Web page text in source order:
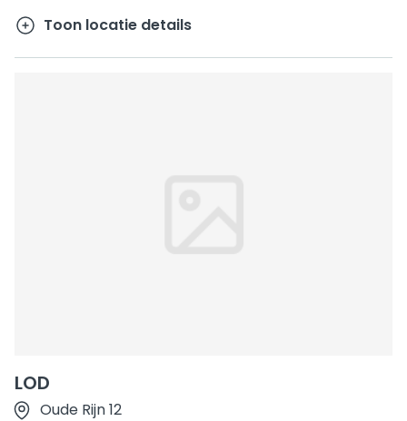
Toon locatie details
LOD
Oude Rijn 12